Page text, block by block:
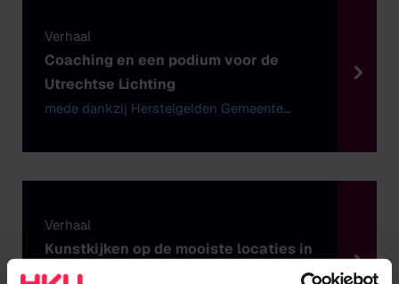
Verhaal
Coaching en een podium voor de
Utrechtse Lichting
mede dankzij Herstelgelden Gemeente
Verhaal
Kunstkijken op de mooiste locaties in
hartje Utrecht